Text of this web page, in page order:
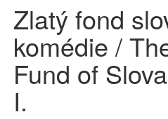
Zlatý fond
komédie /
Fund of
I.